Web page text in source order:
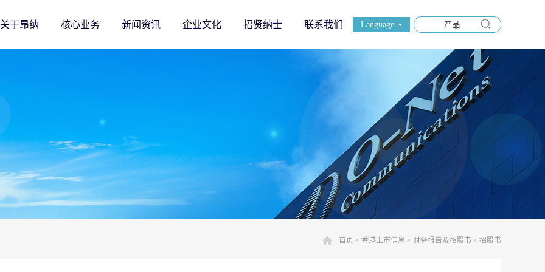
Language
关于昂纳 核心业务 新闻资讯 企业文化 招贤纳士 联系我们
首页 > 香港上市信息 > 财务报告及招股书 > 招股书